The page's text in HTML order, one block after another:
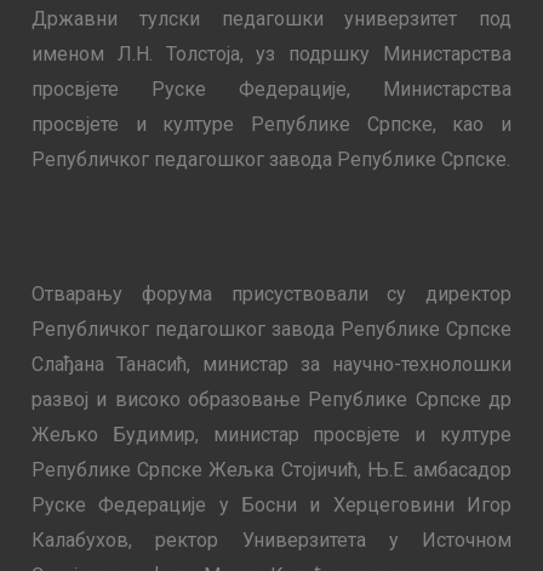
Државни тулски педагошки универзитет под
именом Л.Н. Толстоја, уз подршку Министарства
просвјете Руске Федерације, Министарства
просвјете и културе Републике Српске, као и
Републичког педагошког завода Републике Српске.
Отварању форума присуствовали су директор
Републичког педагошког завода Републике Српске
Слађана Танасић, министар за научно-технолошки
развој и високо образовање Републике Српске др
Жељко Будимир, министар просвјете и културе
Републике Српске Жељка Стојичић, Њ.Е. амбасадор
Руске Федерације у Босни и Херцеговини Игор
Калабухов, ректор Универзитета у Источном